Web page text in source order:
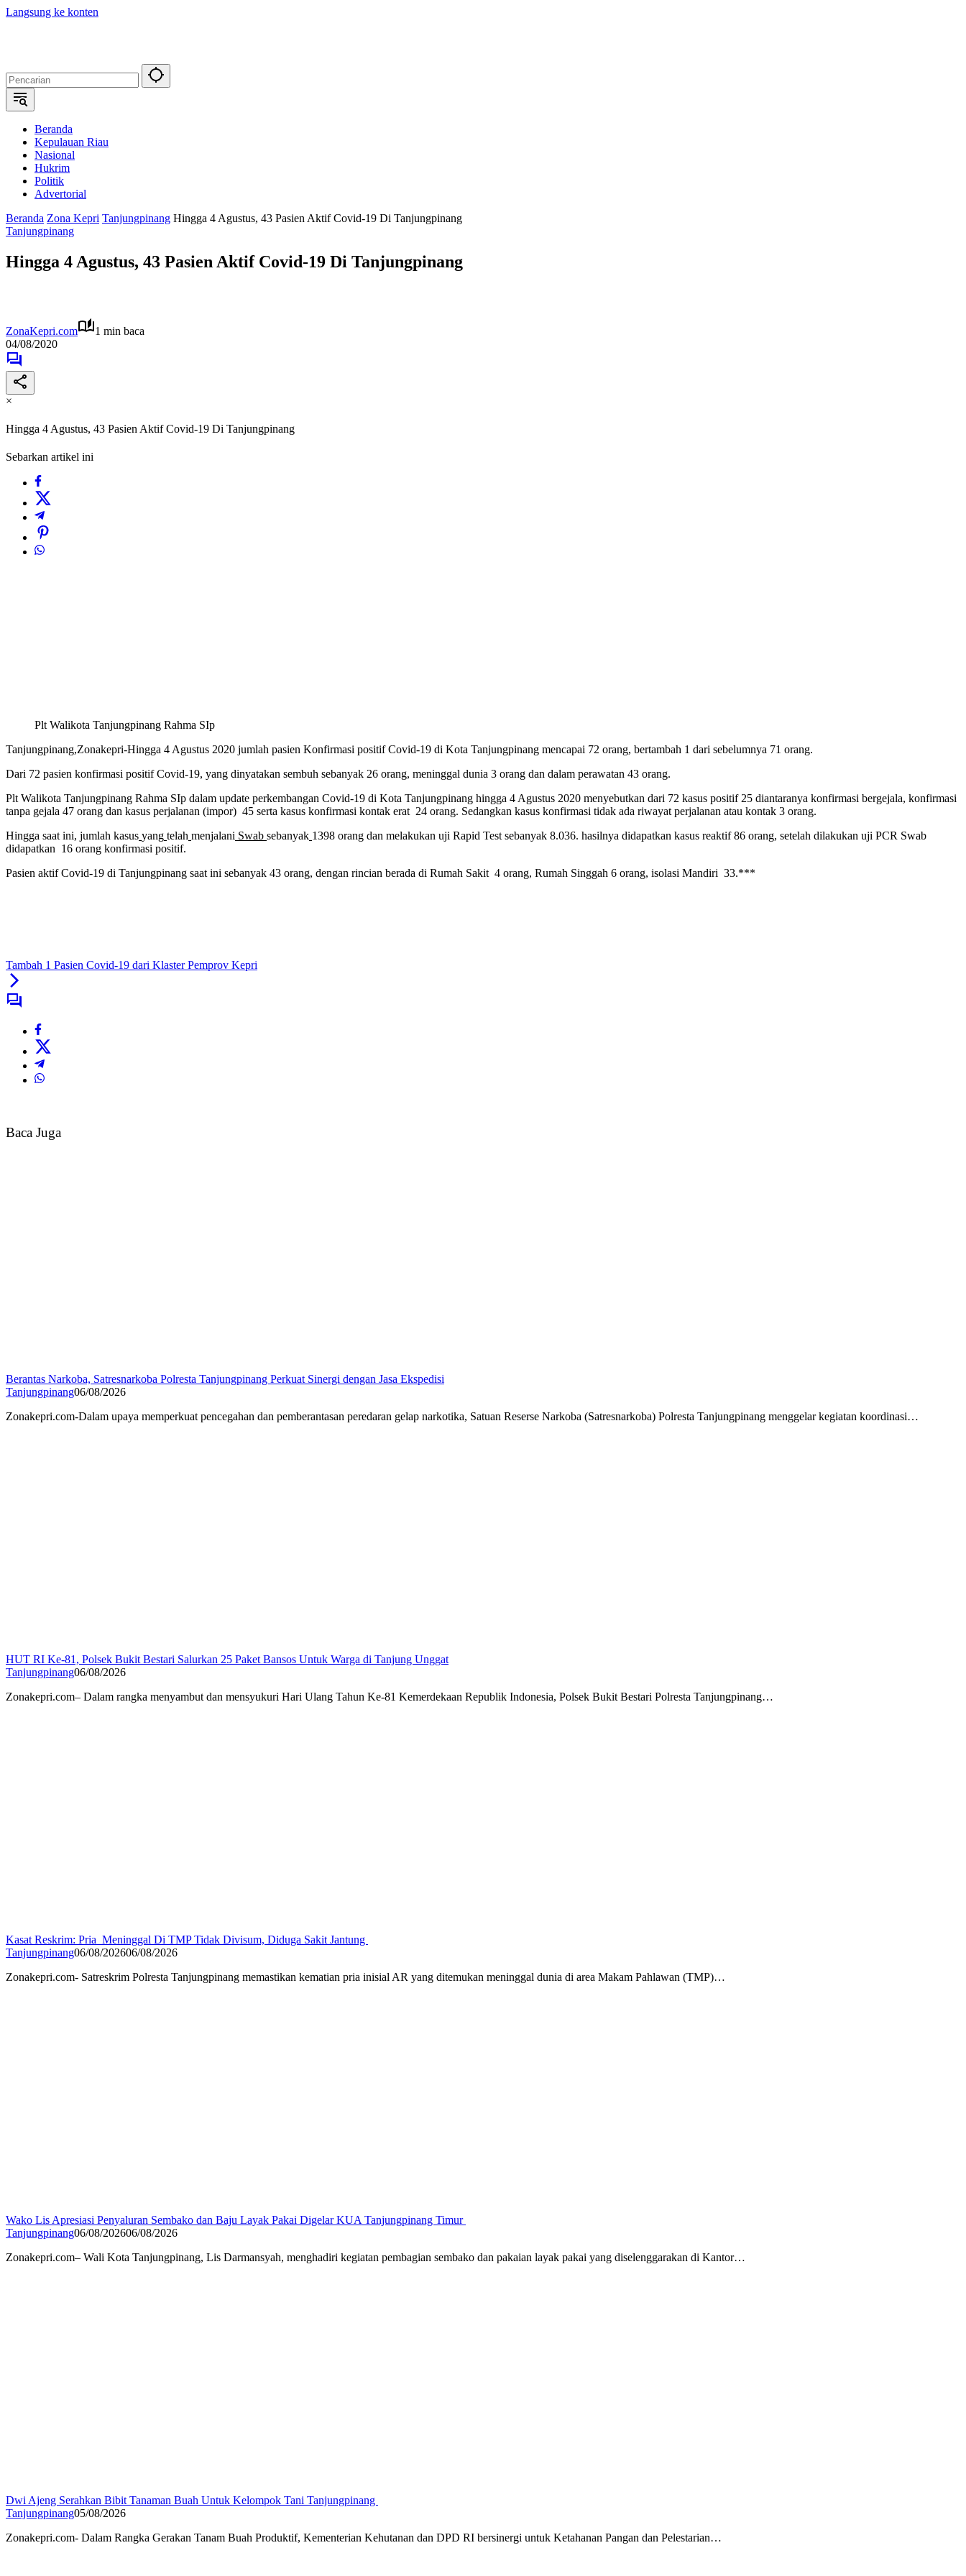
Langsung ke konten
Beranda
Kepulauan Riau
Nasional
Hukrim
Politik
Advertorial
Beranda Zona Kepri Tanjungpinang Hingga 4 Agustus, 43 Pasien Aktif Covid-19 Di Tanjungpinang
Tanjungpinang
Hingga 4 Agustus, 43 Pasien Aktif Covid-19 Di Tanjungpinang
ZonaKepri.com
1 min baca
04/08/2020
×
Hingga 4 Agustus, 43 Pasien Aktif Covid-19 Di Tanjungpinang
Sebarkan artikel ini
Plt Walikota Tanjungpinang Rahma SIp
Tanjungpinang,Zonakepri-Hingga 4 Agustus 2020 jumlah pasien Konfirmasi positif Covid-19 di Kota Tanjungpinang mencapai 72 orang, bertambah 1 dari sebelumnya 71 orang.
Dari 72 pasien konfirmasi positif Covid-19, yang dinyatakan sembuh sebanyak 26 orang, meninggal dunia 3 orang dan dalam perawatan 43 orang.
Plt Walikota Tanjungpinang Rahma SIp dalam update perkembangan Covid-19 di Kota Tanjungpinang hingga 4 Agustus 2020 menyebutkan dari 72 kasus positif 25 diantaranya konfirmasi bergejala, konfirmasi
tanpa gejala 47 orang dan kasus perjalanan (impor) 45 serta kasus konfirmasi kontak erat 24 orang. Sedangkan kasus konfirmasi tidak ada riwayat perjalanan atau kontak 3 orang.
Hingga saat ini, jumlah kasus yang telah menjalani Swab sebanyak 1398 orang dan melakukan uji Rapid Test sebanyak 8.036. hasilnya didapatkan kasus reaktif 86 orang, setelah dilakukan uji PCR Swab
didapatkan 16 orang konfirmasi positif.
Pasien aktif Covid-19 di Tanjungpinang saat ini sebanyak 43 orang, dengan rincian berada di Rumah Sakit 4 orang, Rumah Singgah 6 orang, isolasi Mandiri 33.***
Tambah 1 Pasien Covid-19 dari Klaster Pemprov Kepri
Baca Juga
Berantas Narkoba, Satresnarkoba Polresta Tanjungpinang Perkuat Sinergi dengan Jasa Ekspedisi
Tanjungpinang06/08/2026
Zonakepri.com-Dalam upaya memperkuat pencegahan dan pemberantasan peredaran gelap narkotika, Satuan Reserse Narkoba (Satresnarkoba) Polresta Tanjungpinang menggelar kegiatan koordinasi…
HUT RI Ke-81, Polsek Bukit Bestari Salurkan 25 Paket Bansos Untuk Warga di Tanjung Unggat
Tanjungpinang06/08/2026
Zonakepri.com– Dalam rangka menyambut dan mensyukuri Hari Ulang Tahun Ke-81 Kemerdekaan Republik Indonesia, Polsek Bukit Bestari Polresta Tanjungpinang…
Kasat Reskrim: Pria Meninggal Di TMP Tidak Divisum, Diduga Sakit Jantung
Tanjungpinang06/08/202606/08/2026
Zonakepri.com- Satreskrim Polresta Tanjungpinang memastikan kematian pria inisial AR yang ditemukan meninggal dunia di area Makam Pahlawan (TMP)…
Wako Lis Apresiasi Penyaluran Sembako dan Baju Layak Pakai Digelar KUA Tanjungpinang Timur
Tanjungpinang06/08/202606/08/2026
Zonakepri.com– Wali Kota Tanjungpinang, Lis Darmansyah, menghadiri kegiatan pembagian sembako dan pakaian layak pakai yang diselenggarakan di Kantor…
Dwi Ajeng Serahkan Bibit Tanaman Buah Untuk Kelompok Tani Tanjungpinang
Tanjungpinang05/08/2026
Zonakepri.com- Dalam Rangka Gerakan Tanam Buah Produktif, Kementerian Kehutanan dan DPD RI bersinergi untuk Ketahanan Pangan dan Pelestarian…